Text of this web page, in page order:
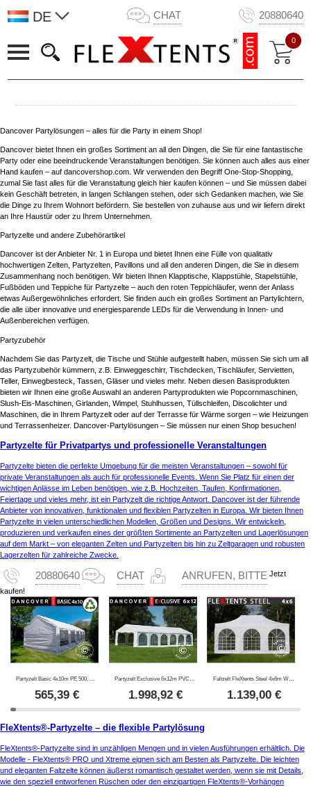
DE CHAT 20880640
0
Dancover Partylösungen – alles für die Party in einem Shop!
Dancover bietet Ihnen ein großes Sortiment an all den Dingen, die Sie für eine fantastische
Party oder eine beeindruckende Veranstaltungen benötigen. Sie können auch alles aus einer
Hand kaufen – auf dancovershop.com. Wir verwenden den Begriff One-Stop-Shopping,
zumal Sie fast alles für die Veranstaltung gleich hier kaufen können – und Sie müssen dabei
kein Geschäft betreten, in langen Schlangen stehen, oder sich Gedanken machen, wie Sie
die Dinge zu Ihrem Wohnort befördern. Sie bestellen von zuhause aus und wir liefern direkt
an Ihre Haustür oder zu Ihrem Unternehmen.
Partyzelte und andere Zubehörartikel
Dancover ist der Anbieter Nr. 1 in Europa und bietet Ihnen eine Fülle von qualitativ
hochwertigen Zelten, Partyzelten, Pavillons und all den anderen Dingen, die Sie in diesem
Zusammenhang noch benötigen. Wir bieten Ihnen Klapptische, Klappstühle, Stapelstühle,
Fußböden und Teppiche für Partyzelte – auch den roten Teppichläufer, wenn der Anlass
etwas Außergewöhnliches erfordert. Sie finden auch ein großes Sortiment an Partylichtern,
die alle über innovative und energiesparende LEDs für die Verwendung in Innen- und
Außenbereichen verfügen.
Partyzubehör
Nachdem Sie das Partyzelt, die Tische und Stühle aufgestellt haben, müssen Sie sich um all
das Partyzubehör kümmern, z.B. Einweggeschirr, Tischdecken, Tischläufer, Servietten,
Teller, Einwegbesteck, Tassen, Gläser und vieles mehr. Neben diesen Basisprodukten
bieten wir Ihnen eine große Auswahl an anderen Partyprodukten wie Popcornmaschinen,
Slush-Eis-Maschinen, Girlanden, Wimpel, Stuhlhussen, Tüllschleifen, Discolichter und
Maschinen, die in Ihrem Partyzelt oder auf der Terrasse für Wärme sorgen – wie Heizungen
und Terrassenheizer. Dancover-Partylösungen – Sie müssen nur einen Shop besuchen!
Partyzelte für Privatpartys und professionelle Veranstaltungen
Partyzelte bieten die perfekte Umgebung für die meisten Veranstaltungen – sowohl für
private Veranstaltungen als auch für professionelle Events. Wenn Sie Platz für einen der
wichtigen Anlässe im Leben benötigen, wie z.B. Hochzeiten, Taufen, Konfirmationen,
Feiertage und vieles mehr, ist ein Partyzelt die richtige Antwort. Dancover ist der führende
Anbieter von innovativen, funktionalen und flexiblen Partyzelten in Europa. Wir bieten Ihnen
Partyzelte in vielen unterschiedlichen Modellen, Größen und Designs. Wir entwickeln,
produzieren und verkaufen eines der größten Sortimente an Partyzelten und Lagerlösungen
auf dem Markt – von eleganten Zelten und Partyzelten bis hin zu Zeltgaragen und robusten
Lagerzelten für zahlreiche Zwecke.
20880640 CHAT ANRUFEN, BITTE Jetzt
kaufen!
565,39 € 1.998,92€
Faltzelt FleXtents Steel 4x6m Weiß, mit 4 Seitenwänden
1.139,00€
FleXtents®-Partyzelte – die flexible Partylösung
FleXtents®-Partyzelte sind in unzähligen Mengen und in vielen Ausführungen erhältlich. Die
Modelle - FleXtents® PRO und Xtreme eignen sich am Besten als Partyzelte. Die leichten
und eleganten Faltzelte können äußerst romantisch gestaltet werden, wenn sie mit Details,
wie den speziell entworfenen Rüschen oder den einzigartigen FleXtents®-Vorhängen